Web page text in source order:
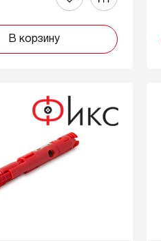
В корзину